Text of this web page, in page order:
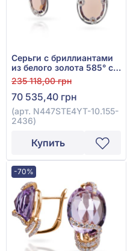
Серьги с бриллиантами
из белого золота 585° с
бриллиантом 0,31ct и
дымчатым кварцем
12,9ct, арт. N447STE4YT-
10.155-2436
235 118,00 грн
70 535,40 грн
(арт. N447STE4YT-10.155-
2436)
Купить
-70%